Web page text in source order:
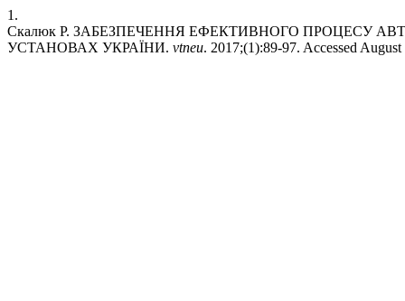
1.
Скалюк Р. ЗАБЕЗПЕЧЕННЯ ЕФЕКТИВНОГО ПРОЦЕСУ
УСТАНОВАХ УКРАЇНИ. vtneu. 2017;(1):89-97. Accessed